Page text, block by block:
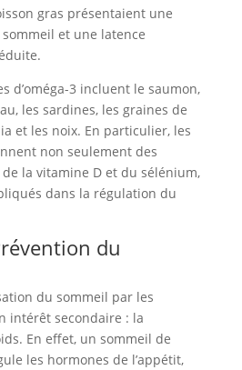
gras présentaient une
et une latence
d’oméga-3 incluent le saumon,
les sardines, les graines de
et les noix. En particulier, les
non seulement des
la vitamine D et du sélénium,
dans la régulation du
du
du sommeil par les
intérêt secondaire : la
En effet, un sommeil de
les hormones de l’appétit,